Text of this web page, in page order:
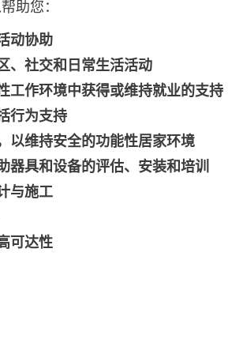
助您：
动协助
、社交和日常生活活动
工作环境中获得或维持就业的支持
行为支持
以维持安全的功能性居家环境
器具和设备的评估、安装和培训
与施工
可达性